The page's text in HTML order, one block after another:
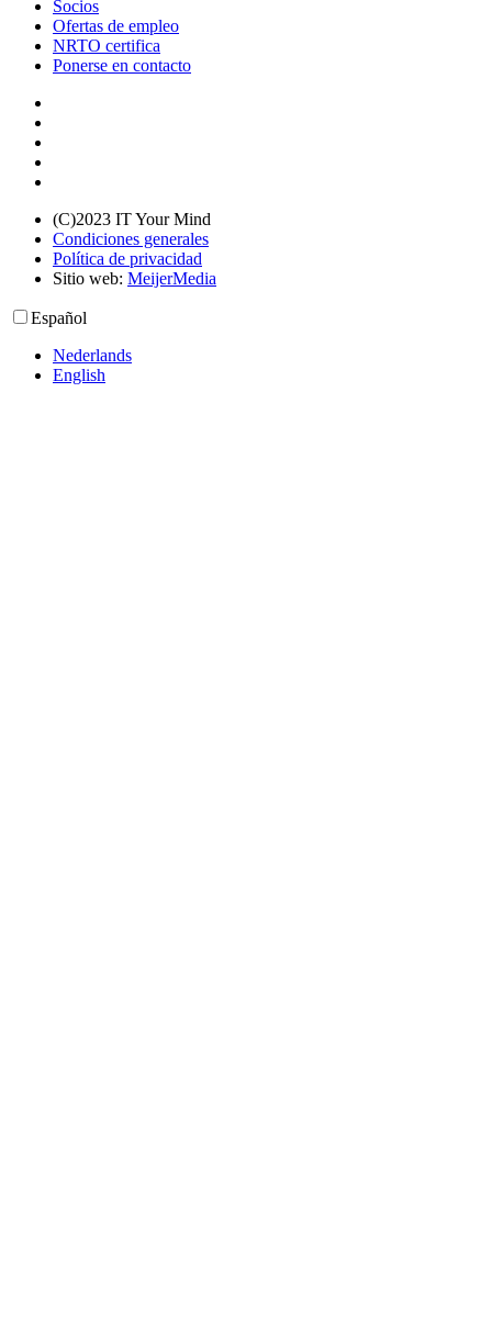
Socios
Ofertas de empleo
NRTO certifica
Ponerse en contacto
(C)2023 IT Your Mind
Condiciones generales
Política de privacidad
Sitio web: MeijerMedia
Español
Nederlands
English